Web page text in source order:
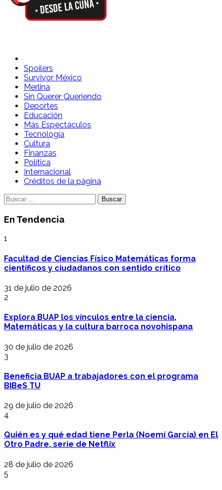
Spoilers Desde la Cuna
Sitio con información sobre series, película, reality shows y
telenovelas
Spoilers
Survivor México
Merlina
Sin Querer Queriendo
Deportes
Educación
Más Espectáculos
Tecnología
Cultura
Finanzas
Política
Internacional
Créditos de la página
Buscar:
En Tendencia
1
Facultad de Ciencias Físico Matemáticas forma
científicos y ciudadanos con sentido crítico
31 de julio de 2026
2
Explora BUAP los vínculos entre la ciencia,
Matemáticas y la cultura barroca novohispana
30 de julio de 2026
3
Beneficia BUAP a trabajadores con el programa
BIBeS TU
29 de julio de 2026
4
Quién es y qué edad tiene Perla (Noemí García) en El
Otro Padre, serie de Netflix
28 de julio de 2026
5